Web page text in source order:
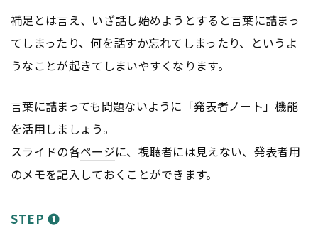
補足とは言え、いざ話し始めようとすると言葉に詰まっ
てしまったり、何を話すか忘れてしまったり、というよ
うなことが起きてしまいやすくなります。
言葉に詰まっても問題ないように「発表者ノート」機能
を活用しましょう。
スライドの各ページに、視聴者には見えない、発表者用
のメモを記入しておくことができます。
STEP ❶